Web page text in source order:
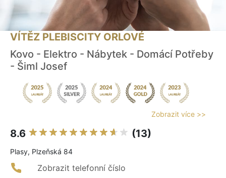
VÍTĚZ PLEBISCITY ORLOVÉ
Kovo - Elektro - Nábytek - Domácí Potřeby
- Šiml Josef
Zobrazit více >>
8.6 (13)
Plasy, Plzeňská 84
Zobrazit telefonní číslo